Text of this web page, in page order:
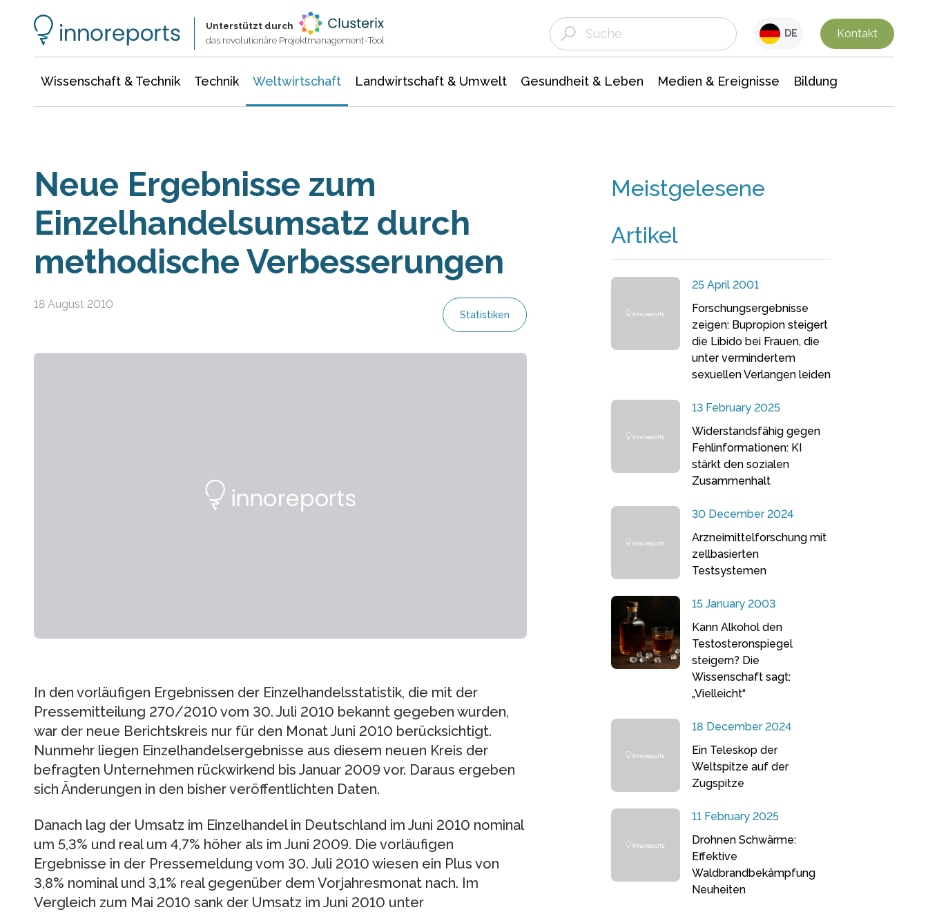
Unterstützt durch
das revolutionäre Projektmanagement-Tool
DE Kontakt
Wissenschaft & Technik Technik Weltwirtschaft Landwirtschaft & Umwelt Gesundheit & Leben Medien & Ereignisse Bildung
Neue Ergebnisse zum
Einzelhandelsumsatz durch
methodische Verbesserungen
18 August 2010
Statistiken
In den vorläufigen Ergebnissen der Einzelhandelsstatistik, die mit der
Pressemitteilung 270/2010 vom 30. Juli 2010 bekannt gegeben wurden,
war der neue Berichtskreis nur für den Monat Juni 2010 berücksichtigt.
Nunmehr liegen Einzelhandelsergebnisse aus diesem neuen Kreis der
befragten Unternehmen rückwirkend bis Januar 2009 vor. Daraus ergeben
sich Änderungen in den bisher veröffentlichten Daten.
Danach lag der Umsatz im Einzelhandel in Deutschland im Juni 2010 nominal
um 5,3% und real um 4,7% höher als im Juni 2009. Die vorläufigen
Ergebnisse in der Pressemeldung vom 30. Juli 2010 wiesen ein Plus von
3,8% nominal und 3,1% real gegenüber dem Vorjahresmonat nach. Im
Vergleich zum Mai 2010 sank der Umsatz im Juni 2010 unter
Meistgelesene
Artikel
25 April 2001
Forschungsergebnisse
zeigen: Bupropion steigert
die Libido bei Frauen, die
unter vermindertem
sexuellen Verlangen leiden
13 February 2025
Widerstandsfähig gegen
Fehlinformationen: KI
stärkt den sozialen
Zusammenhalt
30 December 2024
Arzneimittelforschung mit
zellbasierten
Testsystemen
15 January 2003
Kann Alkohol den
Testosteronspiegel
steigern? Die
Wissenschaft sagt:
„Vielleicht“
18 December 2024
Ein Teleskop der
Weltspitze auf der
Zugspitze
11 February 2025
Drohnen Schwärme:
Effektive
Waldbrandbekämpfung
Neuheiten